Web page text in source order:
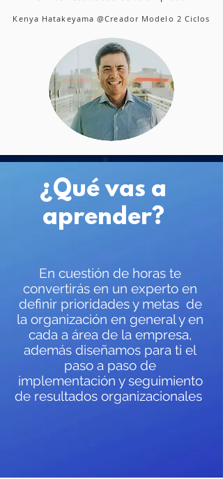
Kenya Hatakeyama @Creador Modelo 2 Ciclos
¿Qué vas a
aprender?
En cuestión de horas te
convertirás en un experto en
definir prioridades y metas de
la organización en general y en
cada a área de la empresa,
además diseñamos para ti el
paso a paso de
implementación y seguimiento
de resultados organizacionales